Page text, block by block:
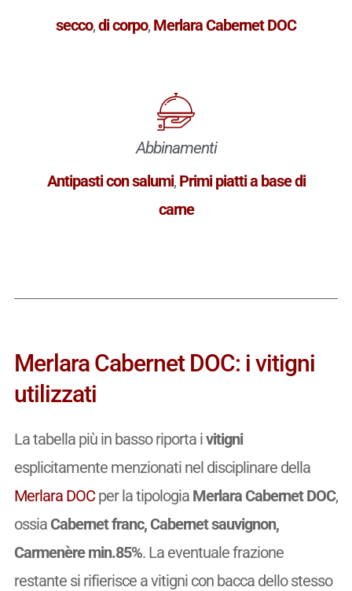
secco,di corpo, Merlara Cabernet DOC
Abbinamenti
Antipasti con salumi, Primi piatti a base di
carne
Merlara Cabernet DOC: i vitigni
utilizzati
La tabella più in basso riporta ivitigni
esplicitamente menzionati nel disciplinare della
Merlara DOCper la tipologia Merlara Cabernet DOC,
ossia Cabernet franc, Cabernet sauvignon,
Carmenère min.85%. La eventuale frazione
restante si rifierisce a vitigni con bacca dello stesso